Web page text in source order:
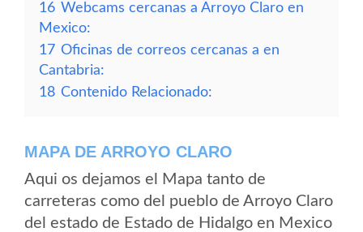
16 Webcams cercanas a Arroyo Claro en
Mexico:
17 Oficinas de correos cercanas a en
Cantabria:
18 Contenido Relacionado:
MAPA DE ARROYO CLARO
Aqui os dejamos el Mapa tanto de
carreteras como del pueblo de Arroyo Claro
del estado de Estado de Hidalgo en Mexico